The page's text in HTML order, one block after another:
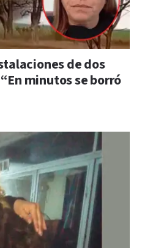
de dos
minutos se borró